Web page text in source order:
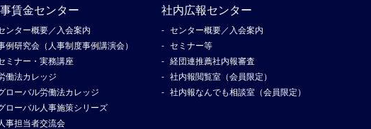
賃金センター
ンター概要／入会案内
例研究会（人事制度事例講演会）
ミナー・実務講座
働法カレッジ
ローバル労働法カレッジ
ローバル人事施策シリーズ
人事担当者交流会
社内広報センター
センター概要／入会案内
セミナー等
経団連推薦社内報審査
社内報閲覧室（会員限定）
社内報なんでも相談室（会員限定）